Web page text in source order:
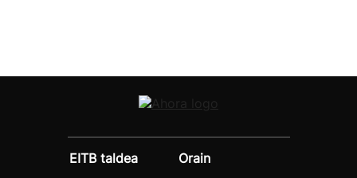
EITB taldea
Orain